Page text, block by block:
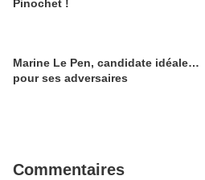
Pinochet !
Marine Le Pen, candidate idéale…
pour ses adversaires
Commentaires